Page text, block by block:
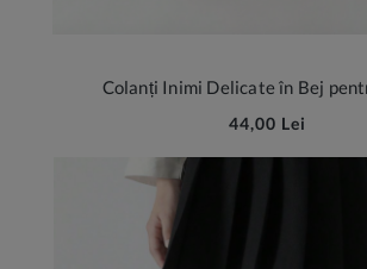
Colanți Inimi Delicate în Bej
44,00 Lei